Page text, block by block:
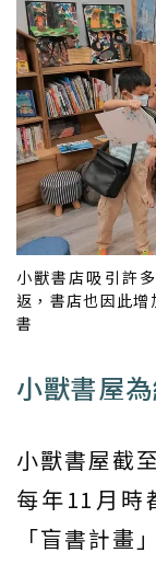
小獸書店吸引許
返，書店也因此
書
小獸書屋
小獸書屋截
每年11月時
「盲書計畫